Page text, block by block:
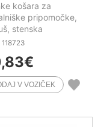
košara za
pripomočke,
stenska
118723
€